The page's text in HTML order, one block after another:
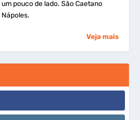
pouco de lado. São Caetano
Nápoles.
Veja mais